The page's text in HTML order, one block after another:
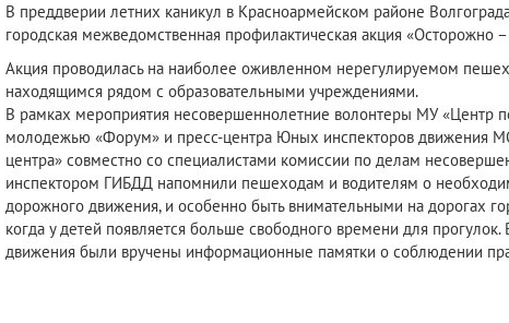
В преддверии летних каникул в Красноармейском районе
городская межведомственная профилактическая акция «Осторожно
Акция проводилась на наиболее оживленном нерегулируемом
находящимся рядом с образовательными учреждениями.
В рамках мероприятия несовершеннолетние волонтеры МУ «Центр
молодежью «Форум» и пресс-центра Юных инспекторов движения
центра» совместно со специалистами комиссии по делам
инспектором ГИБДД напомнили пешеходам и водителям о
дорожного движения, и особенно быть внимательными на дорогах
когда у детей появляется больше свободного времени для
движения были вручены информационные памятки о соблюдении